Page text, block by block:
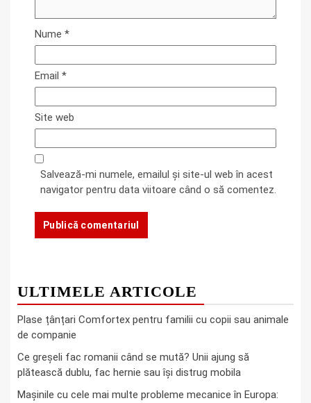
Nume *
Email *
Site web
Salvează-mi numele, emailul și site-ul web în acest
navigator pentru data viitoare când o să comentez.
ULTIMELE ARTICOLE
Plase țânțari Comfortex pentru familii cu copii sau animale
de companie
Ce greşeli fac romanii când se mută? Unii ajung să
plătească dublu, fac hernie sau îşi distrug mobila
Mașinile cu cele mai multe probleme mecanice în Europa: